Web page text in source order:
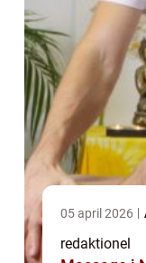
05 april 2026
redaktionel